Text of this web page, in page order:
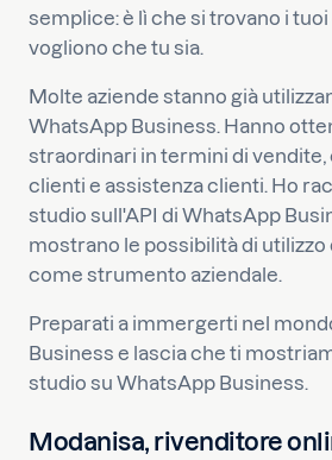
semplice: è lì che si trovano i
vogliono che tu sia.
Molte aziende stanno già
WhatsApp Business. Hanno
straordinari in termini di vendite,
clienti e assistenza clienti. Ho
studio sull'API di WhatsApp
mostrano le possibilità di utilizzo
come strumento aziendale.
Preparati a immergerti nel
Business e lascia che ti
studio su WhatsApp Business.
Modanisa, rivenditore